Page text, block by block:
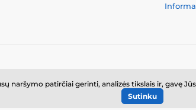
naršymo patirčiai gerinti, analizės tikslais ir, gavę
Sutinku